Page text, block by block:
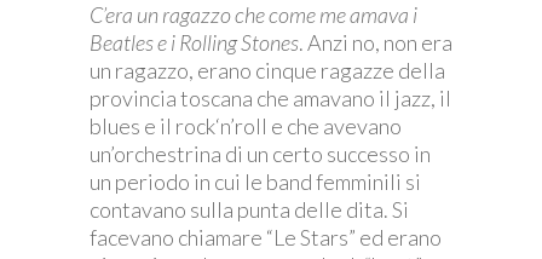
C’era un ragazzo che come me amava i
Beatles e i Rolling Stones. Anzi no, non era
un ragazzo, erano cinque ragazze della
provincia toscana che amavano il jazz, il
blues e il rock‘n’roll e che avevano
un’orchestrina di un certo successo in
un periodo in cui le band femminili si
contavano sulla punta delle dita. Si
facevano chiamare “Le Stars” ed erano